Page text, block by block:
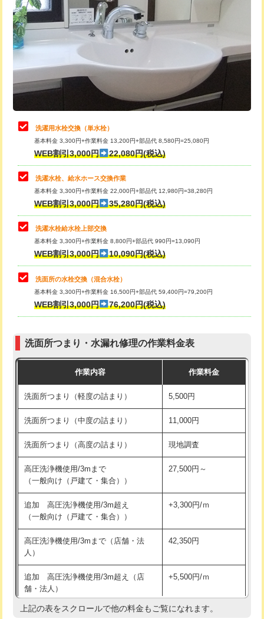
※給水管工事は20mmまでの価格です。
給水管工事※（塩ビ管（VP・HI）使
用/3ｍまで)
33,000円
給水管工事※（塩ビ管（VP・HI）使
用（追加）/3ｍ超え)
給水管工事※（ライニング鋼管・銅
管・ポリ管・HT管使用/3ｍまで)
44,000円
給水管工事※（ライニング鋼管・銅
管・ポリ管・HT管使用/3ｍ超え)
排水管工事（土の掘削・埋め戻し作
業）
排水管工事（排水管工事/3ｍまで） 55,000円
排水管工事（追加 排水管工事/3ｍ超
え）
マス交換（土の掘削・埋め戻し作業）
マス交換（深さ50㎝未満）
マス交換（深さ50㎝以上）
モルタル補修（厚さ10㎝まで） 27,500円
モルタル補修（厚さ10㎝超え） 38,500円
洗面台設置 38,500円
バスタブ設置 現場見積
追加人工 16,500円
廃棄・処分
※給水管工事は20mmまでの価格です。
カメラ調査 33,000円
桝清掃
止水・漏水調査・防水処理・清掃・修
理・調整・分解・加工など（軽作業）
11,000円
止水・漏水調査・防水処理・清掃・修
理・調整・分解・加工など（中作業）
22,000円
止水・漏水調査・防水処理・清掃・修
理・調整・分解・加工など（重作業）
33,000円
キッチンタンク脱着
その他部品の脱着
交換・取付（タンク）
交換・取付(単水栓（壁付・デッキ
式）)
交換・取付(混合水栓（壁付・デッキ
式・ワンホール）)
16,500円+材料費
（P/S/ポップアップ））
交換・取付（その他部品） 11,000円+材料費
持込商品取付（単水栓） 13,200円
持込商品取付（混合水栓） 16,500円
持込商品取付（浄水器・分岐水栓） 16,500円
給水管工事※（ホール加工) 16,500円
給水管工事※（バンド止め)
給水管工事※（支持金具設置) 5,500円
給水管工事※（保温材使用（バンド止
め込み）)
5,500円
給水管工事※（土の掘削・埋め戻し作
業)
11,000円
用/3ｍまで)
洗濯用水栓交換（単水栓）
基本料金 3,300円+作業料金 13,200円+部品代 8,580円=25,080円
WEB割引3,000円 22,080円(税込)
洗濯水栓、給水ホース交換作業
基本料金 3,300円+作業料金 22,000円+部品代 12,980円=38,280円
WEB割引3,000円 35,280円(税込)
洗濯水栓給水栓上部交換
基本料金 3,300円+作業料金 8,800円+部品代 990円=13,090円
WEB割引3,000円 10,090円(税込)
洗面所の水栓交換（混合水栓）
基本料金 3,300円+作業料金 16,500円+部品代 59,400円=79,200円
WEB割引3,000円 76,200円(税込)
洗面所つまり・水漏れ修理の作業料金表
作業内容 作業料金
洗面所つまり（軽度の詰まり） 5,500円
洗面所つまり（中度の詰まり） 11,000円
洗面所つまり（高度の詰まり） 現地調査
高圧洗浄機使用/3mまで
（一般向け（戸建て・集合））
27,500円～
追加 高圧洗浄機使用/3m超え
（一般向け（戸建て・集合））
+3,300円/ｍ
高圧洗浄機使用/3mまで（店舗・法
人）
42,350円
追加 高圧洗浄機使用/3m超え（店
舗・法人）
+5,500円/ｍ
高度高圧洗浄換 現地調査
上記の表をスクロールで他の料金もご覧になれます。